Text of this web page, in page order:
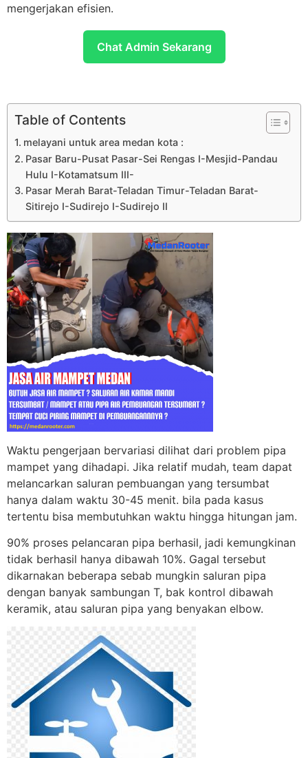
mengerjakan efisien.
Chat Admin Sekarang
Table of Contents
melayani untuk area medan kota :
Pasar Baru-Pusat Pasar-Sei Rengas I-Mesjid-Pandau
Hulu I-Kotamatsum III-
Pasar Merah Barat-Teladan Timur-Teladan Barat-
Sitirejo I-Sudirejo I-Sudirejo II
Waktu pengerjaan bervariasi dilihat dari problem pipa
mampet yang dihadapi. Jika relatif mudah, team dapat
melancarkan saluran pembuangan yang tersumbat
hanya dalam waktu 30-45 menit. bila pada kasus
tertentu bisa membutuhkan waktu hingga hitungan jam.
90% proses pelancaran pipa berhasil, jadi kemungkinan
tidak berhasil hanya dibawah 10%. Gagal tersebut
dikarnakan beberapa sebab mungkin saluran pipa
dengan banyak sambungan T, bak kontrol dibawah
keramik, atau saluran pipa yang benyakan elbow.